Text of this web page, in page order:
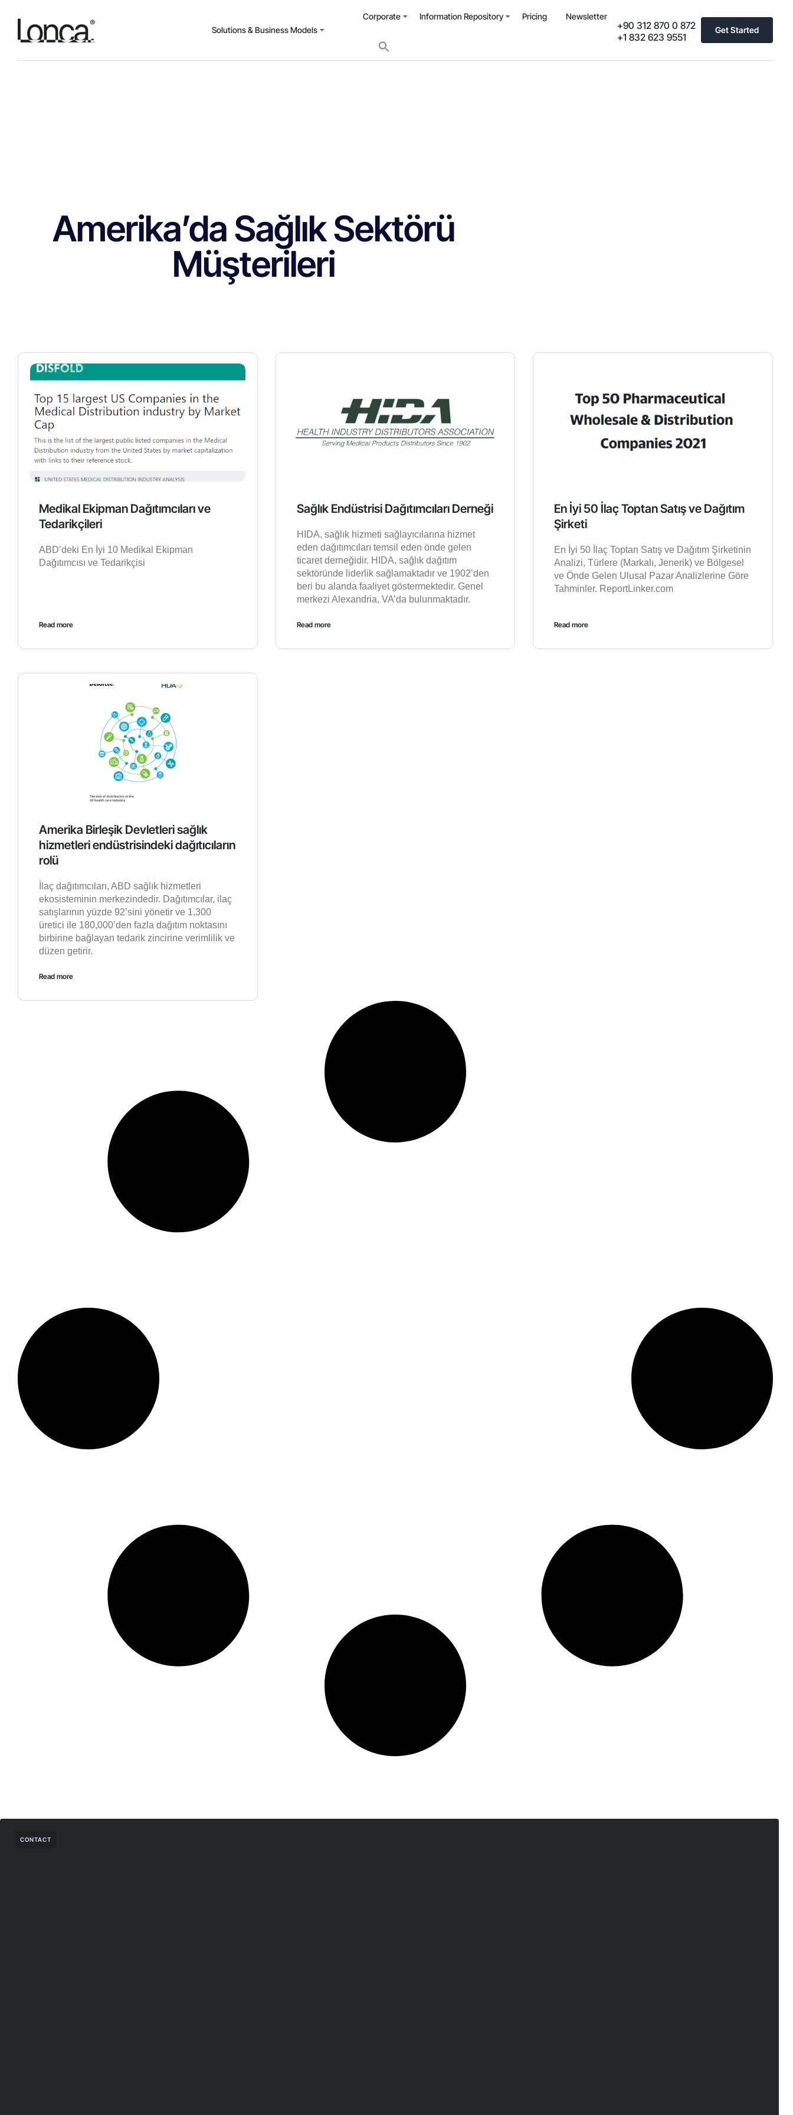
Solutions & Business Models
Corporate Information Repository Pricing Newsletter
+90 312 870 0 872
+1 832 623 9551
Get Started
Amerika’da Sağlık Sektörü
Müşterileri
Medikal Ekipman Dağıtımcıları ve
Tedarikçileri
ABD’deki En İyi 10 Medikal Ekipman
Dağıtımcısı ve Tedarikçisi
Read more
Sağlık Endüstrisi Dağıtımcıları Derneği
HIDA, sağlık hizmeti sağlayıcılarına hizmet
eden dağıtımcıları temsil eden önde gelen
ticaret derneğidir. HIDA, sağlık dağıtım
sektöründe liderlik sağlamaktadır ve 1902’den
beri bu alanda faaliyet göstermektedir. Genel
merkezi Alexandria, VA’da bulunmaktadır.
Read more
En İyi 50 İlaç Toptan Satış ve Dağıtım
Şirketi
En İyi 50 İlaç Toptan Satış ve Dağıtım Şirketinin
Analizi, Türlere (Markalı, Jenerik) ve Bölgesel
ve Önde Gelen Ulusal Pazar Analizlerine Göre
Tahminler. ReportLinker.com
Read more
Amerika Birleşik Devletleri sağlık
hizmetleri endüstrisindeki dağıtıcıların
rolü
İlaç dağıtımcıları, ABD sağlık hizmetleri
ekosisteminin merkezindedir. Dağıtımcılar, ilaç
satışlarının yüzde 92’sini yönetir ve 1,300
üretici ile 180,000’den fazla dağıtım noktasını
birbirine bağlayan tedarik zincirine verimlilik ve
düzen getirir.
Read more
CONTACT